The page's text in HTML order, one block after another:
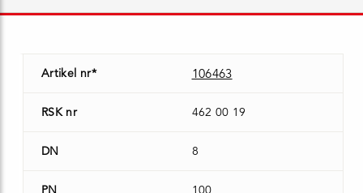
Artikel nr* 106463
RSK nr 462 00 19
DN 8
PN 100